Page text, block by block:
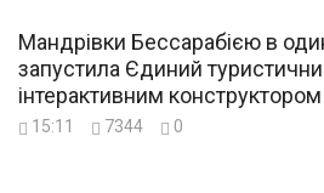
Мандрівки Бессарабією в
запустила Єдиний
інтерактивним
15:11 7344 0